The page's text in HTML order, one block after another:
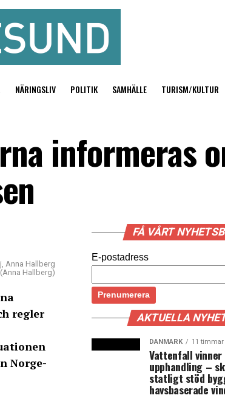
NÄRINGSLIV POLITIK SAMHÄLLE TURISM/KULTUR
informeras
Anna Hallberg
Hallberg)
regler
Norge-
FÅ VÅRT
E-postadress
AKTUELLA
DANMARK 11 timmar
Vattenfall vinner
upphandling –
statligt stöd
havsbaserade